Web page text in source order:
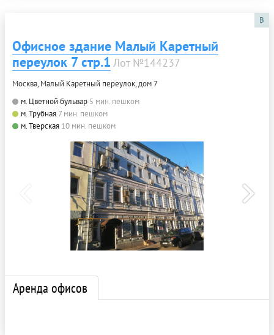
B
Офисное здание Малый Каретный
переулок 7 стр.1 Лот №144237
Москва, Малый Каретный переулок, дом 7
м. Цветной бульвар 5 мин. пешком
м. Трубная 7 мин. пешком
м. Тверская 10 мин. пешком
Аренда офисов